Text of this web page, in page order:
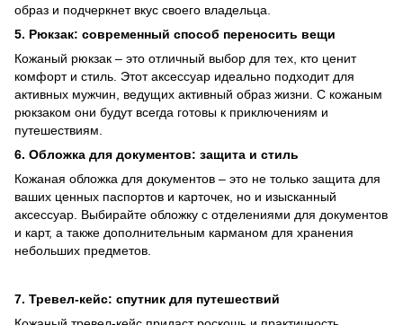
образ и подчеркнет вкус своего владельца.
5. Рюкзак: современный способ переносить вещи
Кожаный рюкзак – это отличный выбор для тех, кто ценит
комфорт и стиль. Этот аксессуар идеально подходит для
активных мужчин, ведущих активный образ жизни. С кожаным
рюкзаком они будут всегда готовы к приключениям и
путешествиям.
6. Обложка для документов: защита и стиль
Кожаная обложка для документов – это не только защита для
ваших ценных паспортов и карточек, но и изысканный
аксессуар. Выбирайте обложку с отделениями для документов
и карт, а также дополнительным карманом для хранения
небольших предметов.
7. Тревел-кейс: спутник для путешествий